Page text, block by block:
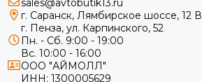
sales@avtobutik13.ru
г. Саранск, Лямбирское шоссе, 12 В
г. Пенза, ул. Карпинского, 52
Пн. - Сб. 9:00 - 19:00
Вс. 10:00 - 16:00
ООО "АЙМОЛЛ"
ИНН: 1300005629